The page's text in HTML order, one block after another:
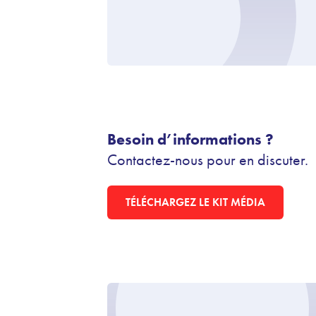
Besoin d’informations ?
Contactez-nous pour en discuter.
TÉLÉCHARGEZ LE KIT MÉDIA